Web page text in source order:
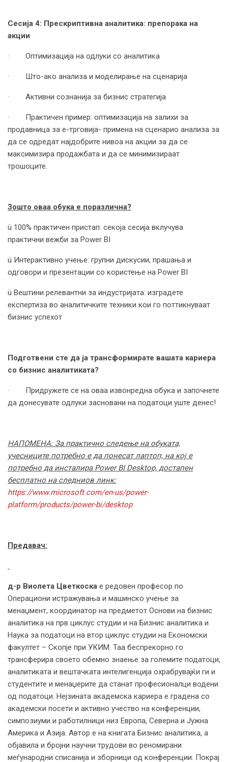
Сесија 4: Прескриптивна аналитика: препорака на
акции
· Оптимизација на одлуки со аналитика
· Што-ако анализа и моделирање на сценарија
· Активни сознанија за бизнис стратегија
· Практичен пример: оптимизација на залихи за
продавница за е-трговија- примена на сценарио анализа за
да се одредат најдобрите нивоа на акции за да се
максимизира продажбата и да се минимизираат
трошоците.
Зошто оваа обука е поразлична?
ü 100% практичен пристап: секоја сесија вклучува
практични вежби за Power BI
ü Интерактивно учење: групни дискусии, прашања и
одговори и презентации со користење на Power BI
ü Вештини релевантни за индустријата: изградете
експертиза во аналитичките техники кои го поттикнуваат
бизнис успехот
Подготвени сте да ја трансформирате вашата кариера
со бизнис аналитиката?
· Придружете се на оваа извонредна обука и започнете
да донесувате одлуки засновани на податоци уште денес!
НАПОМЕНА: За практично следење на обуката,
учесниците потребно е да понесат лаптоп, на кој е
потребно да инсталира Power BI Desktop, достапен
бесплатно на следниов линк:
https://www.microsoft.com/en-us/power-
platform/products/power-bi/desktop
Предавач:
д-р Виолета Цветкоска е редовен професор по
Операциони истражувања и машинско учење за
менаџмент, координатор на предметот Основи на бизнис
аналитика на прв циклус студии и на Бизнис аналитика и
Наука за податоци на втор циклус студии на Економски
факултет – Скопје при УКИМ. Таа беспрекорно го
трансферира своето обемно знаење за големите податоци,
аналитиката и вештачката интелигенција охрабрувајќи ги и
студентите и менаџерите да станат професионалци водени
од податоци. Нејзината академска кариера е градена со
академски посети и активно учество на конференции,
симпозиуми и работилници низ Европа, Северна и Јужна
Америка и Азија. Автор е на книгата Бизнис аналитика, а
објавила и бројни научни трудови во реномирани
меѓународни списанија и зборници од конференции. Покрај